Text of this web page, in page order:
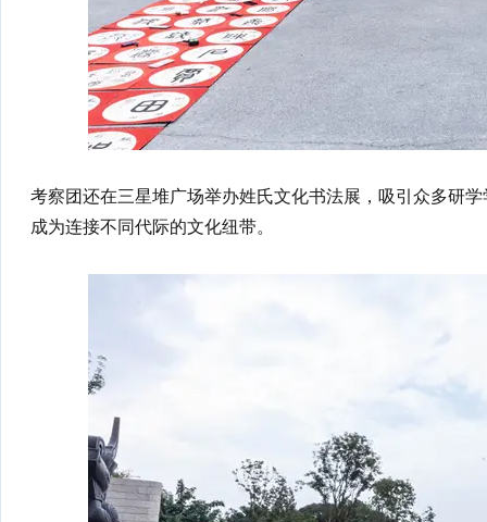
考察团还在三星堆广场举办姓氏文化书法展，吸引众多研
成为连接不同代际的文化纽带。